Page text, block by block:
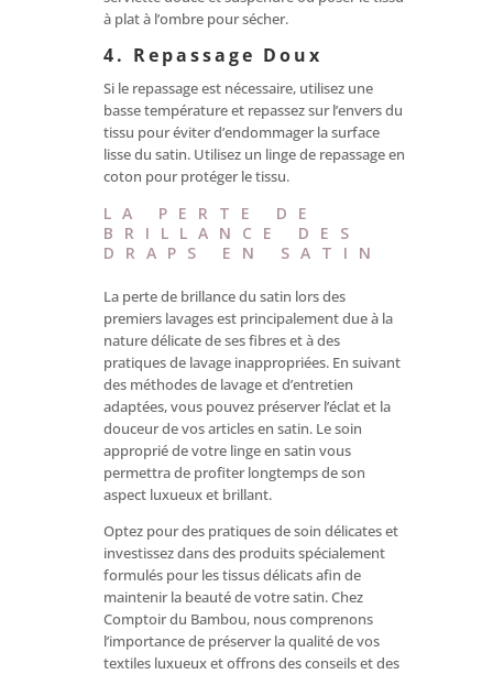
à plat à l’ombre pour sécher.
4. Repassage Doux
Si le repassage est nécessaire, utilisez une
basse température et repassez sur l’envers du
tissu pour éviter d’endommager la surface
lisse du satin. Utilisez un linge de repassage en
coton pour protéger le tissu.
LA PERTE DE
BRILLANCE DES
DRAPS EN SATIN
La perte de brillance du satin lors des
premiers lavages est principalement due à la
nature délicate de ses fibres et à des
pratiques de lavage inappropriées. En suivant
des méthodes de lavage et d’entretien
adaptées, vous pouvez préserver l’éclat et la
douceur de vos articles en satin. Le soin
approprié de votre linge en satin vous
permettra de profiter longtemps de son
aspect luxueux et brillant.
Optez pour des pratiques de soin délicates et
investissez dans des produits spécialement
formulés pour les tissus délicats afin de
maintenir la beauté de votre satin. Chez
Comptoir du Bambou, nous comprenons
l’importance de préserver la qualité de vos
textiles luxueux et offrons des conseils et des